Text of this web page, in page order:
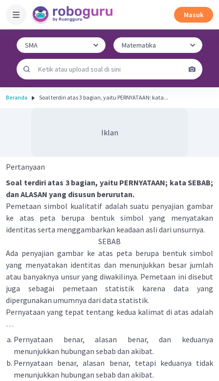
Masuk
Beranda Soal terdiri atas 3 bagian, yaitu PERNYATAAN; kata...
Iklan
Pertanyaan
Soal terdiri atas 3 bagian, yaitu PERNYATAAN; kata SEBAB;
dan ALASAN yang disusun berurutan.
Pemetaan simbol kualitatif adalah suatu penyajian gambar
ke atas peta berupa bentuk simbol yang menyatakan
identitas serta menggambarkan keadaan asli dari unsurnya.
SEBAB
Ada penyajian gambar ke atas peta berupa bentuk simbol
yang menyatakan identitas dan menunjukkan besar jumlah
atau banyaknya unsur yang diwakiIinya. Pemetaan ini disebut
juga sebagai pemetaan statistik karena data yang
dipergunakan umumnya dari data statistik.
Pernyataan yang tepat tentang kedua kalimat di atas adalah
…
Pernyataan benar, alasan benar, dan keduanya
menunjukkan hubungan sebab dan akibat.
Pernyataan benar, alasan benar, tetapi keduanya tidak
menunjukkan hubungan sebab dan akibat.